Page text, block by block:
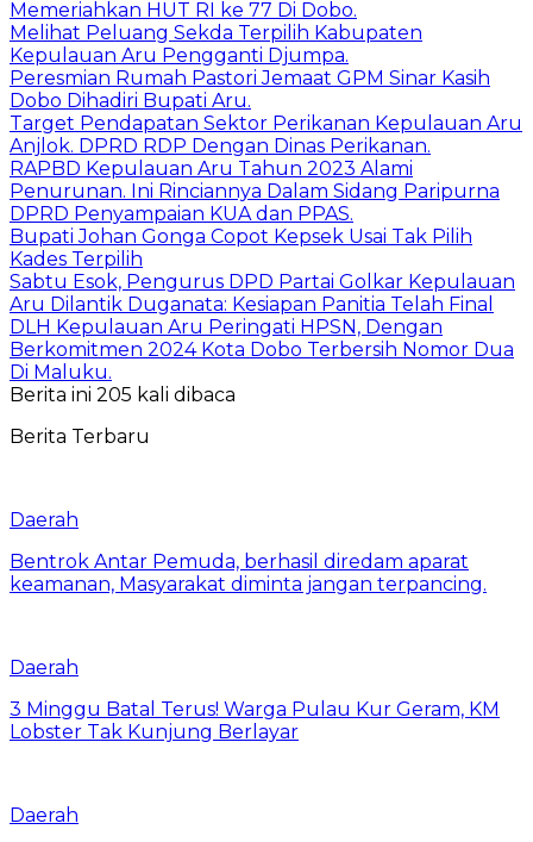
Memeriahkan HUT RI ke 77 Di Dobo.
Melihat Peluang Sekda Terpilih Kabupaten
Kepulauan Aru Pengganti Djumpa.
Peresmian Rumah Pastori Jemaat GPM Sinar Kasih
Dobo Dihadiri Bupati Aru.
Target Pendapatan Sektor Perikanan Kepulauan Aru
Anjlok. DPRD RDP Dengan Dinas Perikanan.
RAPBD Kepulauan Aru Tahun 2023 Alami
Penurunan. Ini Rinciannya Dalam Sidang Paripurna
DPRD Penyampaian KUA dan PPAS.
Bupati Johan Gonga Copot Kepsek Usai Tak Pilih
Kades Terpilih
Sabtu Esok, Pengurus DPD Partai Golkar Kepulauan
Aru Dilantik Duganata: Kesiapan Panitia Telah Final
DLH Kepulauan Aru Peringati HPSN, Dengan
Berkomitmen 2024 Kota Dobo Terbersih Nomor Dua
Di Maluku.
Berita ini 205 kali dibaca
Berita Terbaru
Daerah
Bentrok Antar Pemuda, berhasil diredam aparat
keamanan, Masyarakat diminta jangan terpancing.
Daerah
3 Minggu Batal Terus! Warga Pulau Kur Geram, KM
Lobster Tak Kunjung Berlayar
Daerah